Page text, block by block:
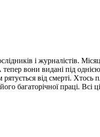
і журналістів.
вони видані під
від смерті. Хтось
багаторічної праці. Всі